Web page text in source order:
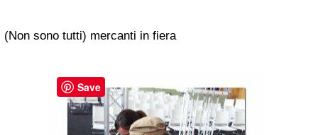
(Non sono tutti) mercanti in fiera
Save